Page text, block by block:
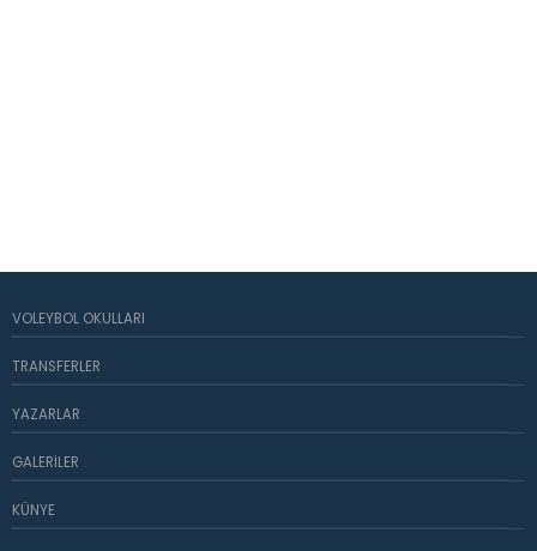
VOLEYBOL OKULLARI
TRANSFERLER
YAZARLAR
GALERILER
KÜNYE